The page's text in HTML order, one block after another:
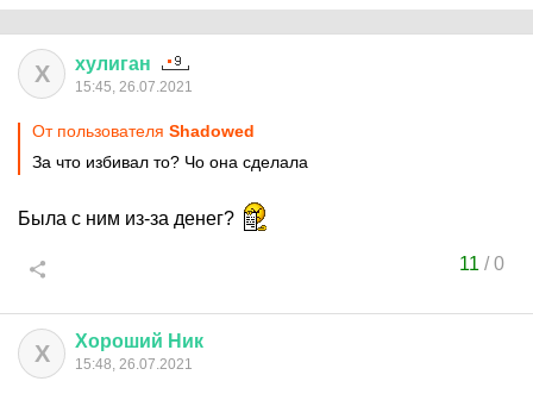
Х хулиган
15:45, 26.07.2021
От пользователя Shadowed
За что избивал то? Чо она сделала
Была с ним из-за денег?
11 /0
Х Хороший Ник
15:48, 26.07.2021